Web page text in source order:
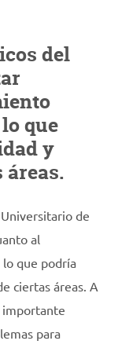
del
que
y
de
al
que podría
ciertas áreas. A
importante
para